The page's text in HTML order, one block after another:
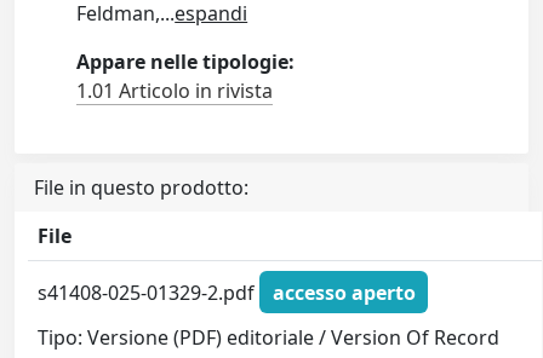
Feldman,...espandi
Appare nelle tipologie:
1.01 Articolo in rivista
File in questo prodotto:
File
s41408-025-01329-2.pdf
accesso aperto
Tipo: Versione (PDF) editoriale / Version Of Record